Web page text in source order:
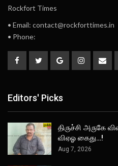
Rockfort Times
• Email: contact@rockforttimes.in
• Phone:
Editors' Picks
திருச்சி அருகே
விஏஓ கைது…!
Aug 7, 2026